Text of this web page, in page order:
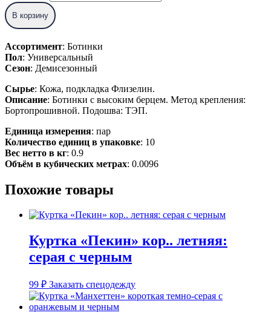
В корзину
Ассортимент: Ботинки
Пол: Универсальный
Сезон: Демисезонный
Сырье: Кожа, подкладка Флизелин.
Описание: Ботинки с высоким берцем. Метод крепления:
Бортопрошивной. Подошва: ТЭП.
Единица измерения: пар
Количество единиц в упаковке: 10
Вес нетто в кг: 0.9
Объём в кубических метрах: 0.0096
Похожие товары
Куртка «Пекин» кор.. летняя:
серая с черным
99 ₽ Заказать спецодежду